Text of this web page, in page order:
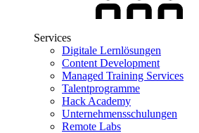
Services
Digitale Lernlösungen
Content Development
Managed Training Services
Talentprogramme
Hack Academy
Unternehmensschulungen
Remote Labs